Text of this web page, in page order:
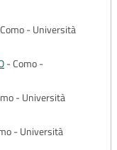
Como - Università
-Como -
- Università
- Università